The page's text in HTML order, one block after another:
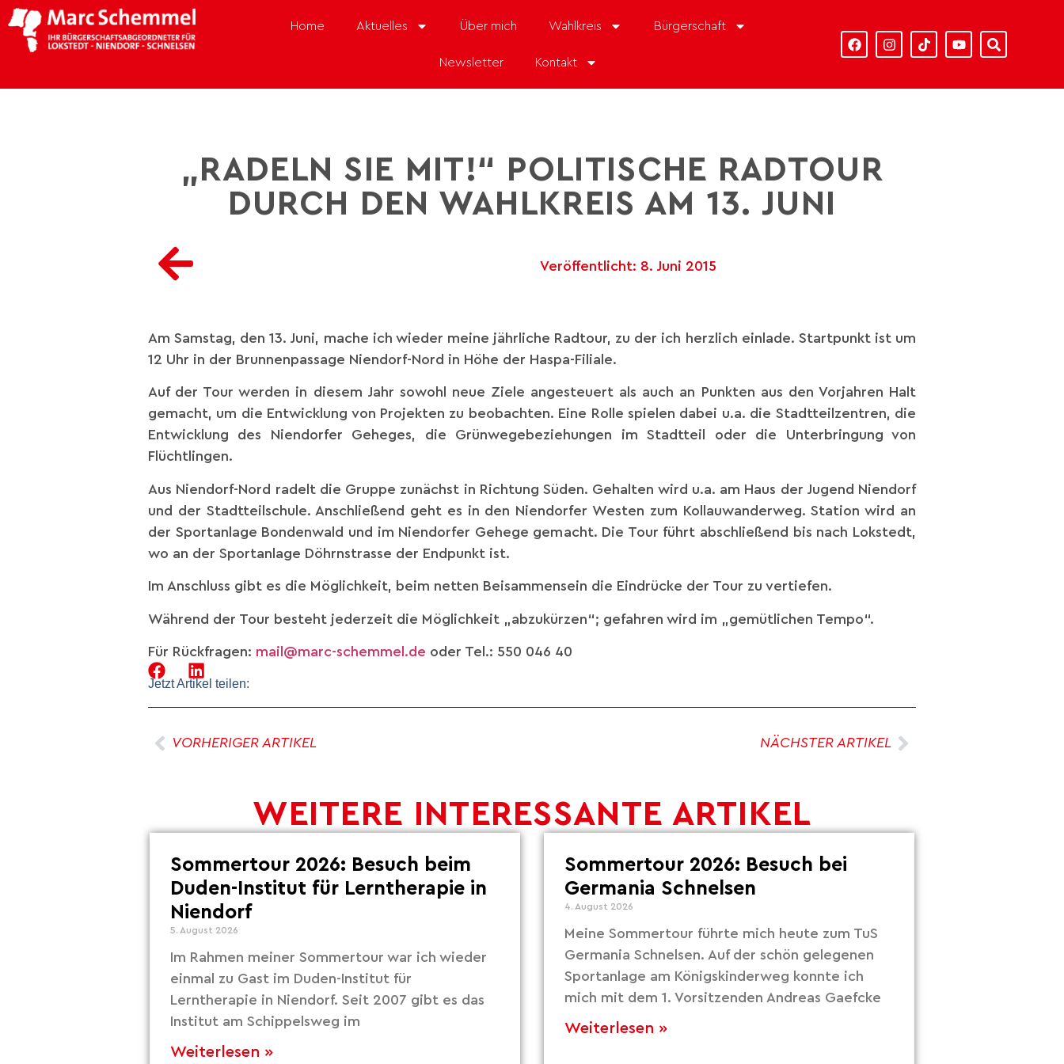
Home Aktuelles Über mich Wahlkreis Bürgerschaft
Newsletter Kontakt
„RADELN SIE MIT!“ POLITISCHE RADTOUR
DURCH DEN WAHLKREIS AM 13. JUNI
Veröffentlicht: 8. Juni 2015
Am Samstag, den 13. Juni, mache ich wieder meine jährliche Radtour, zu der ich herzlich einlade. Startpunkt ist um
12 Uhr in der Brunnenpassage Niendorf-Nord in Höhe der Haspa-Filiale.
Auf der Tour werden in diesem Jahr sowohl neue Ziele angesteuert als auch an Punkten aus den Vorjahren Halt
gemacht, um die Entwicklung von Projekten zu beobachten. Eine Rolle spielen dabei u.a. die Stadtteilzentren, die
Entwicklung des Niendorfer Geheges, die Grünwegebeziehungen im Stadtteil oder die Unterbringung von
Flüchtlingen.
Aus Niendorf-Nord radelt die Gruppe zunächst in Richtung Süden. Gehalten wird u.a. am Haus der Jugend Niendorf
und der Stadtteilschule. Anschließend geht es in den Niendorfer Westen zum Kollauwanderweg. Station wird an
der Sportanlage Bondenwald und im Niendorfer Gehege gemacht. Die Tour führt abschließend bis nach Lokstedt,
wo an der Sportanlage Döhrnstrasse der Endpunkt ist.
Im Anschluss gibt es die Möglichkeit, beim netten Beisammensein die Eindrücke der Tour zu vertiefen.
Während der Tour besteht jederzeit die Möglichkeit „abzukürzen“; gefahren wird im „gemütlichen Tempo“.
Für Rückfragen: mail@marc-schemmel.de oder Tel.: 550 046 40
Jetzt Artikel teilen:
VORHERIGER ARTIKEL NÄCHSTER ARTIKEL
WEITERE INTERESSANTE ARTIKEL
Sommertour 2026: Besuch beim
Duden-Institut für Lerntherapie in
Niendorf
5. August 2026
Im Rahmen meiner Sommertour war ich wieder
einmal zu Gast im Duden-Institut für
Lerntherapie in Niendorf. Seit 2007 gibt es das
Institut am Schippelsweg im
Weiterlesen »
Sommertour 2026: Besuch bei
Germania Schnelsen
4. August 2026
Meine Sommertour führte mich heute zum TuS
Germania Schnelsen. Auf der schön gelegenen
Sportanlage am Königskinderweg konnte ich
mich mit dem 1. Vorsitzenden Andreas Gaefcke
Weiterlesen »